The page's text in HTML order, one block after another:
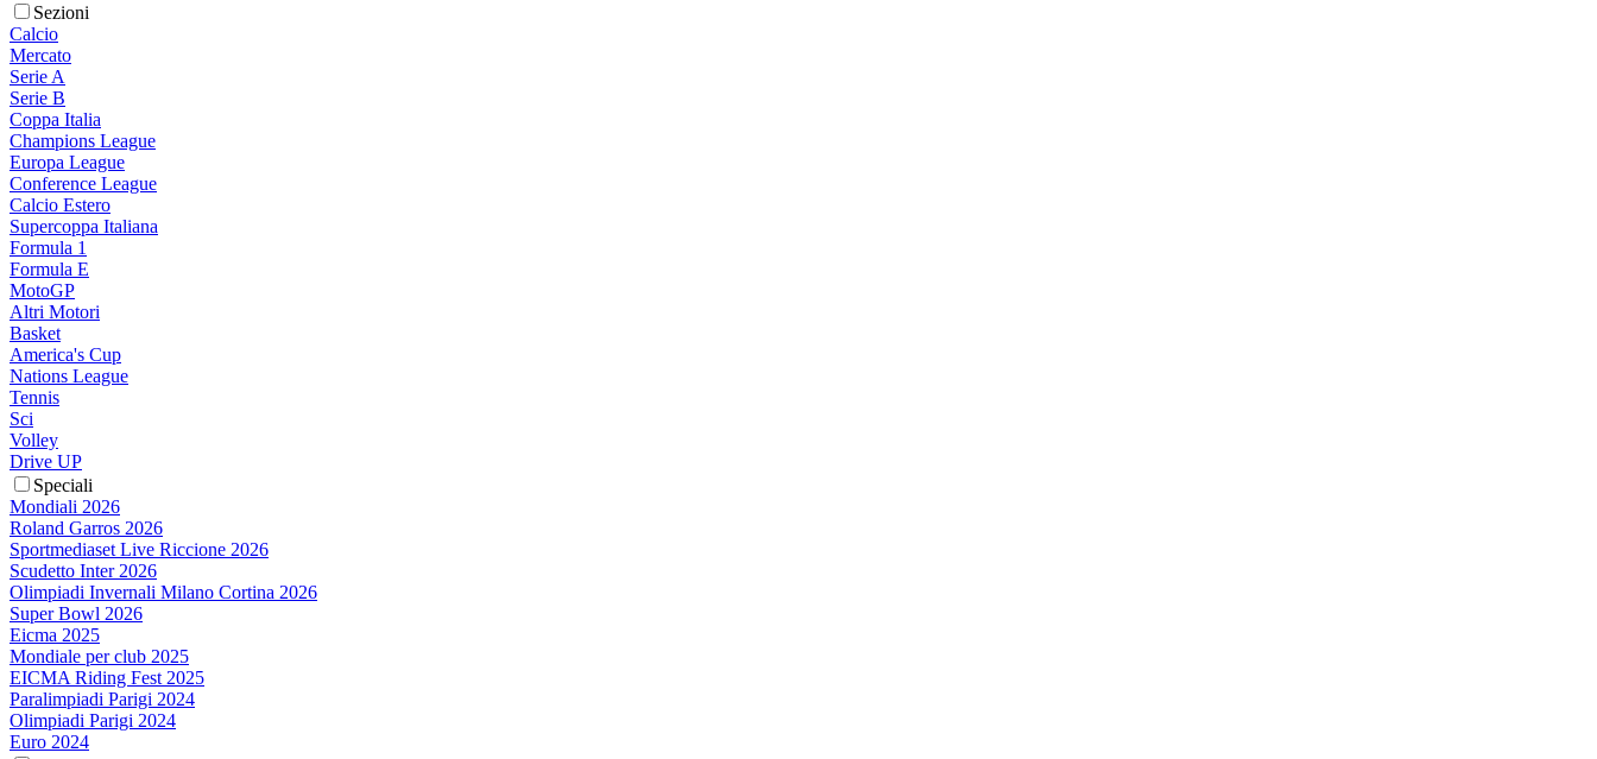
Sezioni
Calcio
Mercato
Serie A
Serie B
Coppa Italia
Champions League
Europa League
Conference League
Calcio Estero
Supercoppa Italiana
Formula 1
Formula E
MotoGP
Altri Motori
Basket
America's Cup
Nations League
Tennis
Sci
Volley
Drive UP
Speciali
Mondiali 2026
Roland Garros 2026
Sportmediaset Live Riccione 2026
Scudetto Inter 2026
Olimpiadi Invernali Milano Cortina 2026
Super Bowl 2026
Eicma 2025
Mondiale per club 2025
EICMA Riding Fest 2025
Paralimpiadi Parigi 2024
Olimpiadi Parigi 2024
Euro 2024